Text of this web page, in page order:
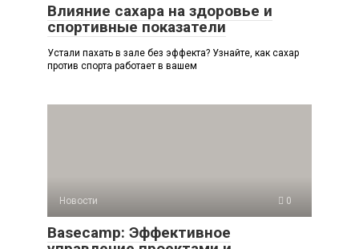
Влияние сахара на здоровье и
спортивные показатели
Устали пахать в зале без эффекта? Узнайте, как сахар
против спорта работает в вашем
Новости 0
Basecamp: Эффективное